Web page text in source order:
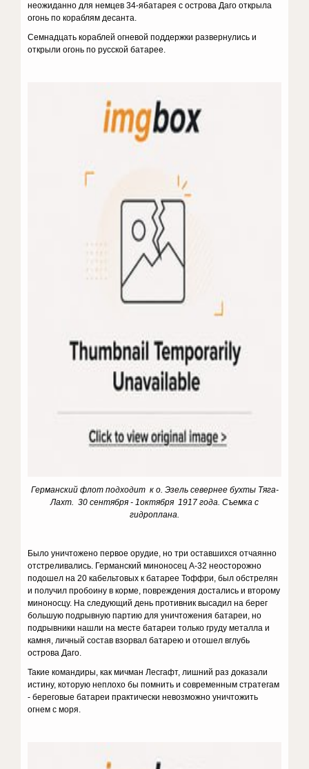
неожиданно для немцев 34-ябатарея с острова Даго открыла
огонь по кораблям десанта.
Семнадцать кораблей огневой поддержки развернулись и
открыли огонь по русской батарее.
Германский флот подходит к о. Эзель севернее бухты Тяга-
Лахт. 30 сентября - 1октября 1917 года. Съемка с
гидроплана.
Было уничтожено первое орудие, но три оставшихся отчаянно
отстреливались. Германский миноносец А-32 неосторожно
подошел на 20 кабельтовых к ба­тарее Тоффри, был обстрелян
и получил пробоину в корме, повреждения достались и второму
минонос­цу. На следующий день противник высадил на берег
большую подрывную партию для уничтожения бата­реи, но
подрывники нашли на месте батареи только груду металла и
камня, личный состав взорвал бата­рею и отошел вглубь
острова Даго.
Такие командиры, как мичман Лесгафт, лишний раз доказали
истину, которую неплохо бы помнить и современным стратегам
- береговые батареи прак­тически невозможно уничтожить
огнем с моря.